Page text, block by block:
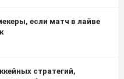
если матч в лайве
стратегий,